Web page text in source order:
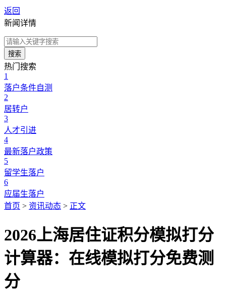
返回
新闻详情
搜索
热门搜索
1
落户条件自测
2
居转户
3
人才引进
4
最新落户政策
5
留学生落户
6
应届生落户
首页 > 资讯动态 > 正文
2026上海居住证积分模拟打分
计算器：在线模拟打分免费测
分